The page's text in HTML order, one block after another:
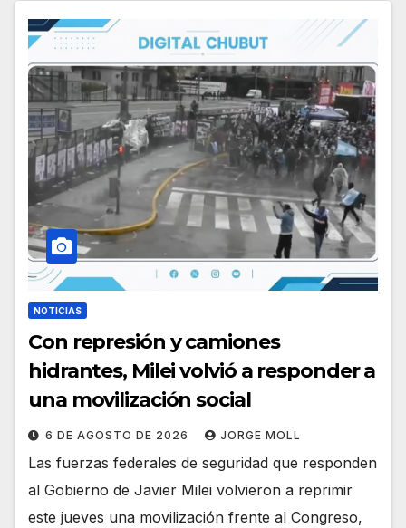
NOTICIAS
Con represión y camiones
hidrantes, Milei volvió a responder a
una movilización social
6 DE AGOSTO DE 2026 JORGE MOLL
Las fuerzas federales de seguridad que responden
al Gobierno de Javier Milei volvieron a reprimir
este jueves una movilización frente al Congreso,